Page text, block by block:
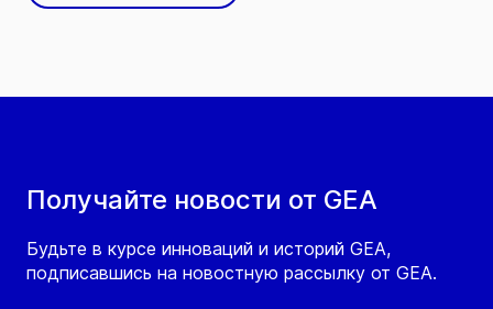
Получайте новости от GEA
Будьте в курсе инноваций и историй GEA,
подписавшись на новостную рассылку от GEA.